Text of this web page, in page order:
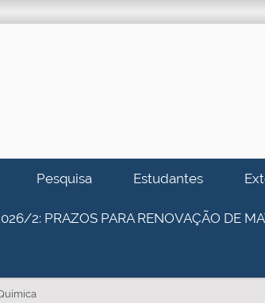
Pesquisa Estudantes
2: PRAZOS PARA RENOVAÇÃO DE